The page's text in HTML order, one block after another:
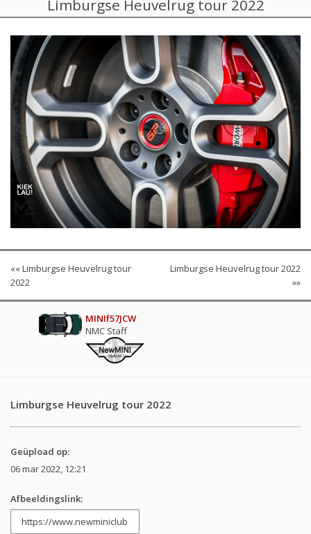
Limburgse Heuvelrug tour 2022
«« Limburgse Heuvelrug tour
2022
Limburgse Heuvelrug tour 2022
»»
MINIf57JCW
NMC Staff
Limburgse Heuvelrug tour 2022
Geüpload op:
06 mar 2022, 12:21
Afbeeldingslink: